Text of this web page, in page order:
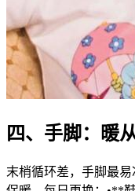
四、手脚：暖
末梢循环差，手脚最